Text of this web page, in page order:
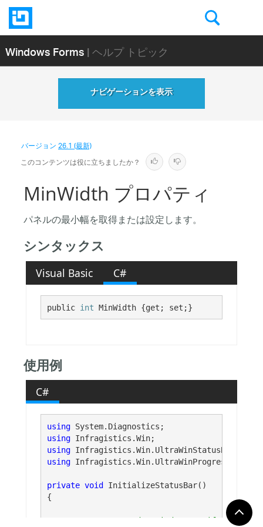
Windows Forms| ヘルプ トピック
ナビゲーションを表示
バージョン26.1 (最新)
このコンテンツは役に立ちましたか？
MinWidth プロパティ
パネルの最小幅を取得または設定します。
シンタックス
Visual Basic C#
public int MinWidth {get; set;}
使用例
C#
using
using
using
using Infragistics.Win.UltraWinProgressBar;
private void
InitializeStatusBar()
{
// Note: Under windows XP if the